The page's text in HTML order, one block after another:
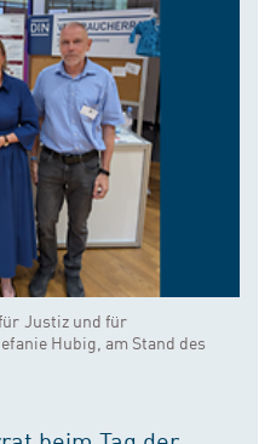
Justiz und für
Hubig, am Stand des